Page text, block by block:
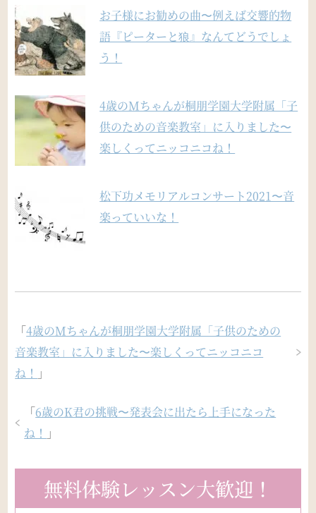
お子様にお勧めの曲〜例えば交響的物
語『ピーターと狼』なんてどうでしょ
う！
4歳のMちゃんが桐朋学園大学附属「子
供のための音楽教室」に入りました〜
楽しくってニッコニコね！
松下功メモリアルコンサート2021〜音
楽っていいな！
「4歳のMちゃんが桐朋学園大学附属「子供のための
音楽教室」に入りました〜楽しくってニッコニコ
ね！ 」
「6歳のK君の挑戦〜発表会に出たら上手になった
ね！ 」
無料体験レッスン大歓迎！